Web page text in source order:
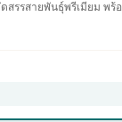
รรสายพันธุ์พรีเมียม พร้